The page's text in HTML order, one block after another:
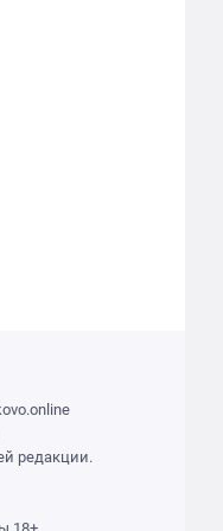
редакции.